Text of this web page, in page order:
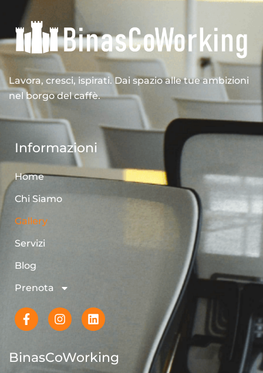
Lavora, cresci, ispirati. Dai spazio alle tue ambizioni
nel borgo del caffè.
Informazioni
Home
Chi Siamo
Gallery
Servizi
Blog
Prenota
BinasCoWorking